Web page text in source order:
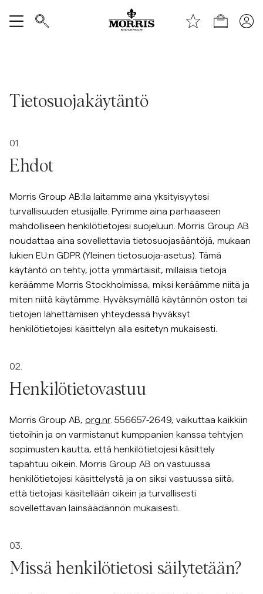
Shop (KESÄALE) *ta bort text vid publicering*
Bleiserit
Overshirtit
Pikeepaidat
Paidat
Shortsit
Neuleet
T-paidat
Tietosuojakäytäntö
01.
Ehdot
Morris Group AB:lla laitamme aina yksityisyytesi
turvallisuuden etusijalle. Pyrimme aina parhaaseen
mahdolliseen henkilötietojesi suojeluun. Morris Group AB
noudattaa aina sovellettavia tietosuojasääntöjä, mukaan
lukien EU:n GDPR (Yleinen tietosuoja-asetus). Tämä
käytäntö on tehty, jotta ymmärtäisit, millaisia tietoja
keräämme Morris Stockholmissa, miksi keräämme niitä ja
miten niitä käytämme. Hyväksymällä käytännön oston tai
tietojen lähettämisen yhteydessä hyväksyt
henkilötietojesi käsittelyn alla esitetyn mukaisesti.
02.
Henkilötietovastuu
Morris Group AB, org.nr. 556657-2649, vaikuttaa kaikkiin
tietoihin ja on varmistanut kumppanien kanssa tehtyjen
sopimusten kautta, että henkilötietojesi käsittely
tapahtuu oikein. Morris Group AB on vastuussa
henkilötietojesi käsittelystä ja on siksi vastuussa siitä,
että tietojasi käsitellään oikein ja turvallisesti
sovellettavan lainsäädännön mukaisesti.
03.
Missä henkilötietosi säilytetään?